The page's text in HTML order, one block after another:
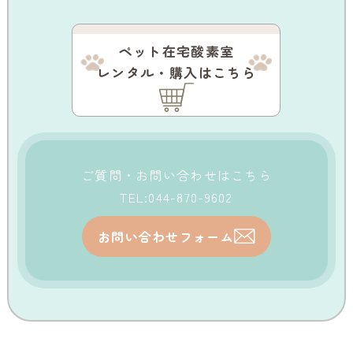
ペット在宅酸素室
レンタル・購入はこちら
ご質問・お問い合わせはこちら
TEL:044-870-9602
お問い合わせフォーム